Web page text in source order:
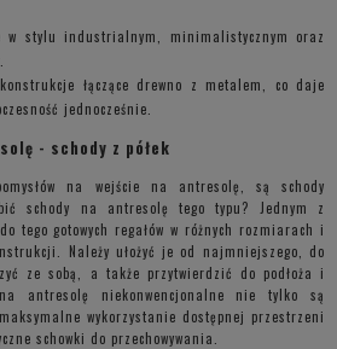
w stylu industrialnym, minimalistycznym oraz
łączące drewno z metalem, co daje
jednocześnie.
- schody z półek
na wejście na antresolę, są schody
schody na antresolę tego typu? Jednym z
tego gotowych regałów w różnych rozmiarach i
Należy ułożyć je od najmniejszego, do
ze sobą, a także przytwierdzić do podłoża i
antresolę niekonwencjonalne nie tylko są
wykorzystanie dostępnej przestrzeni
schowki do przechowywania.